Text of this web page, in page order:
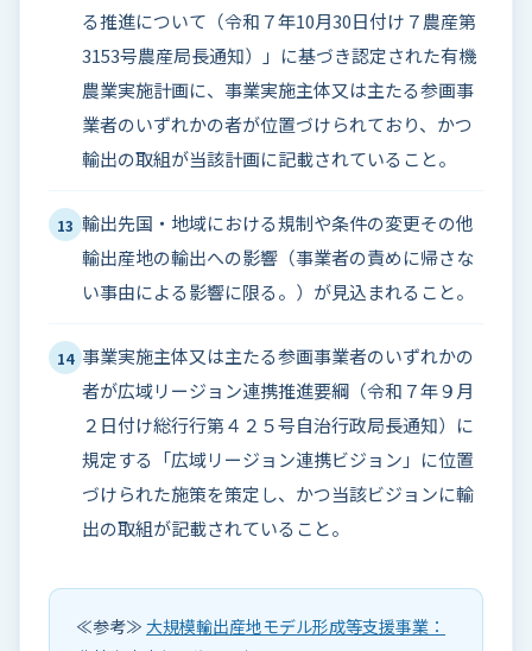
る推進について（令和７年10月30日付け７農産第
3153号農産局長通知）」に基づき認定された有機
農業実施計画に、事業実施主体又は主たる参画事
業者のいずれかの者が位置づけられており、かつ
輸出の取組が当該計画に記載されていること。
13 輸出先国・地域における規制や条件の変更その他
輸出産地の輸出への影響（事業者の責めに帰さな
い事由による影響に限る。）が見込まれること。
14 事業実施主体又は主たる参画事業者のいずれかの
者が広域リージョン連携推進要綱（令和７年９月
２日付け総行行第４２５号自治行政局長通知）に
規定する「広域リージョン連携ビジョン」に位置
づけられた施策を策定し、かつ当該ビジョンに輸
出の取組が記載されていること。
≪参考≫ 大規模輸出産地モデル形成等支援事業：